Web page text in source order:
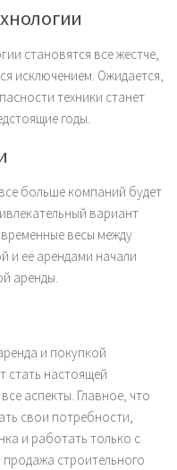
становятся все жестче,
исключением. Ожидается,
техники станет
годы.
больше компаний будет
вариант
весы между
и её арендами начали
аренды.
и покупкой
стать настоящей
аспекты. Главное, что
свои потребности,
и работать только с
строительного